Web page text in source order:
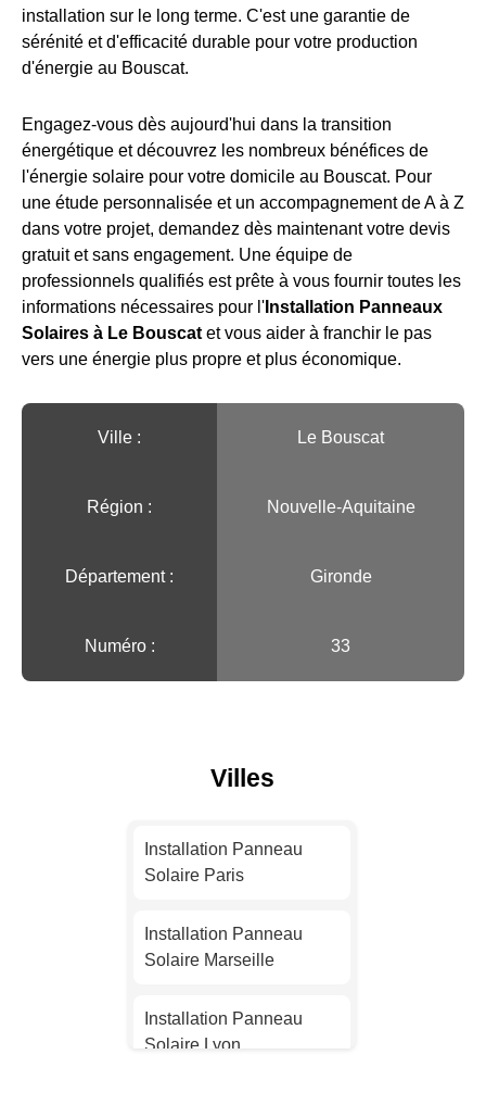
installation sur le long terme. C'est une garantie de
sérénité et d'efficacité durable pour votre production
d'énergie au Bouscat.
Engagez-vous dès aujourd'hui dans la transition
énergétique et découvrez les nombreux bénéfices de
l'énergie solaire pour votre domicile au Bouscat. Pour
une étude personnalisée et un accompagnement de A à Z
dans votre projet, demandez dès maintenant votre devis
gratuit et sans engagement. Une équipe de
professionnels qualifiés est prête à vous fournir toutes les
informations nécessaires pour l' Installation Panneaux
Solaires à Le Bouscat et vous aider à franchir le pas
vers une énergie plus propre et plus économique.
Ville :️ Le Bouscat
Région :️ Nouvelle-Aquitaine
Département : Gironde
Numéro : 33
Villes
Installation Panneau
Solaire Paris
Installation Panneau
Solaire Marseille
Installation Panneau
Solaire Lyon